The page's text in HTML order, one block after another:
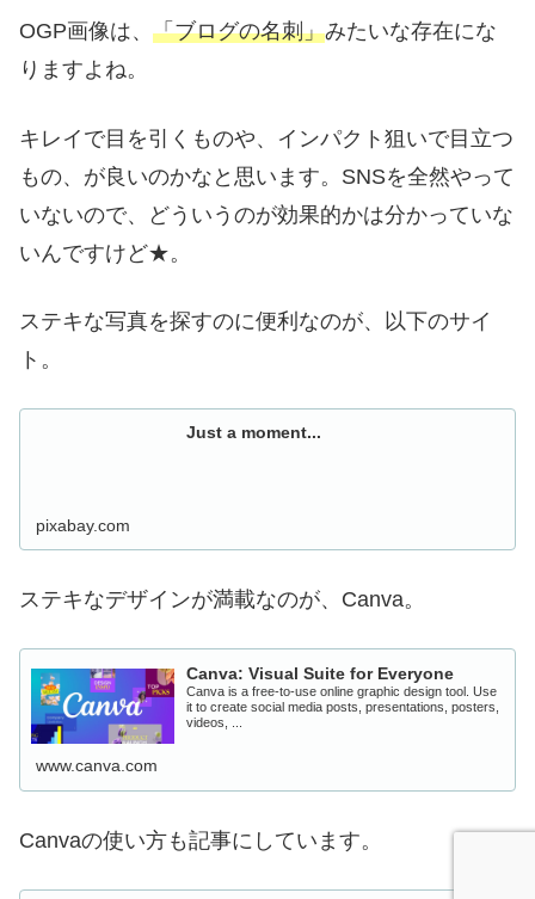
OGP画像は、 「ブログの名刺」みたいな存在にな
りますよね。
キレイで目を引くものや、インパクト狙いで目立つ
もの、が良いのかなと思います。SNSを全然やって
いないので、どういうのが効果的かは分かっていな
いんですけど★。
ステキな写真を探すのに便利なのが、以下のサイ
ト。
Just a moment...
pixabay.com
ステキなデザインが満載なのが、Canva。
Canva: Visual Suite for Everyone
Canva is a free-to-use online graphic design tool. Use
it to create social media posts, presentations, posters,
videos, ...
www.canva.com
Canvaの使い方も記事にしています。